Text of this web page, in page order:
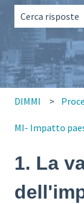
Non sono
DIMMI
MI- Impatto
1. La